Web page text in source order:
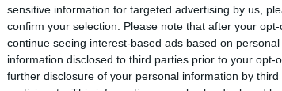
sensitive information for targeted advertising by us,
confirm your selection. Please note that after your
continue seeing interest-based ads based on
information disclosed to third parties prior to your opt-
further disclosure of your personal information by